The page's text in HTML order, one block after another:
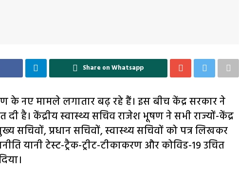
Share on Whatsapp
के नए मामले लगातार बढ़ रहे हैं। इस बीच केंद्र सरकार ने
दी है। केंद्रीय स्वास्थ्य सचिव राजेश भूषण ने सभी राज्यों-केंद्र
सचिवों, प्रधान सचिवों, स्वास्थ्य सचिवों को पत्र लिखकर
यानी टेस्ट-ट्रैक-ट्रीट-टीकाकरण और कोविड-19 उचित